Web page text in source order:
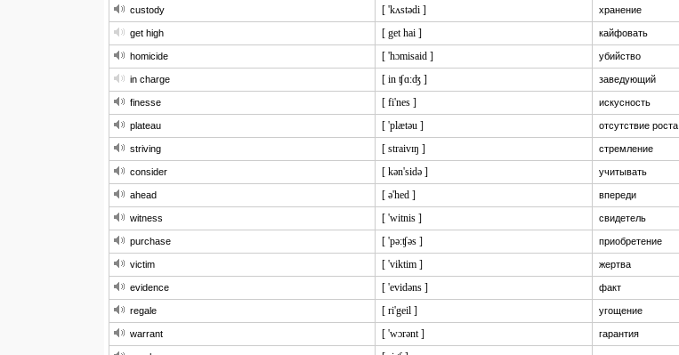
custody [ 'kʌstədi ] хранение
get high [ get hai ] кайфовать
homicide [ 'hɔmisaid ] убийство
in charge [ in ʧɑ:ʤ ] заведующий
finesse [ fi'nes ] искусность
plateau [ 'plætəu ] отсутствие роста
striving [ straivɪŋ ] стремление
consider [ kən'sidə ] учитывать
ahead [ ə'hed ] впереди
witness [ 'witnis ] свидетель
purchase [ 'pə:ʧəs ] приобретение
victim [ 'viktim ] жертва
evidence [ 'evidəns ] факт
regale [ ri'geil ] угощение
warrant [ 'wɔrənt ] гарантия